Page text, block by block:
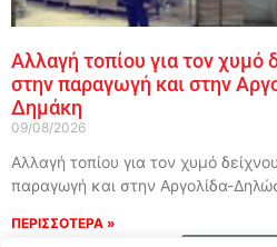
Αλλαγή τοπίου για τον χυμό
στην παραγωγή και στην
Δημάκη
09/08/2026
Αλλαγή τοπίου για τον χυμό
παραγωγή και στην Αργολίδα-
ΠΕΡΙΣΣΟΤΕΡΑ »